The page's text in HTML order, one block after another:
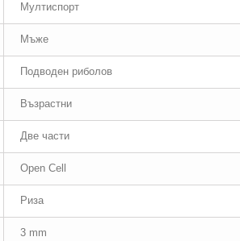
Мултиспорт
Мъже
Подводен риболов
Възрастни
Две части
Open Cell
Риза
3 mm